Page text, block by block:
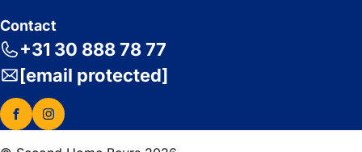
Contact
+31 30 888 78 77
[email protected]